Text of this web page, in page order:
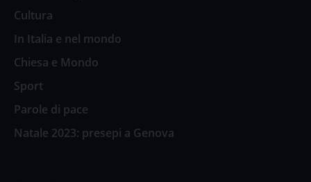
Cultura
In Italia e nel mondo
Chiesa e Mondo
Sport
Parole di pace
Natale 2023: presepi a Genova